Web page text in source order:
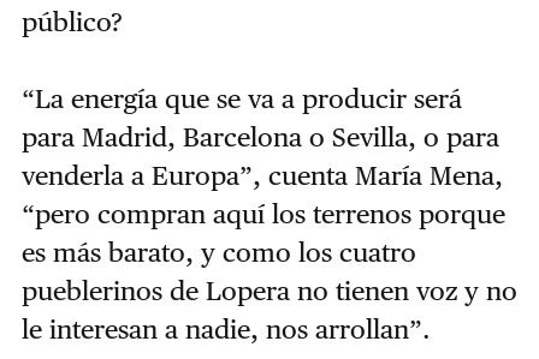
público?
“La energía que se va a producir será
para Madrid, Barcelona o Sevilla, o para
venderla a Europa”, cuenta María Mena,
“pero compran aquí los terrenos porque
es más barato, y como los cuatro
pueblerinos de Lopera no tienen voz y no
le interesan a nadie, nos arrollan”.